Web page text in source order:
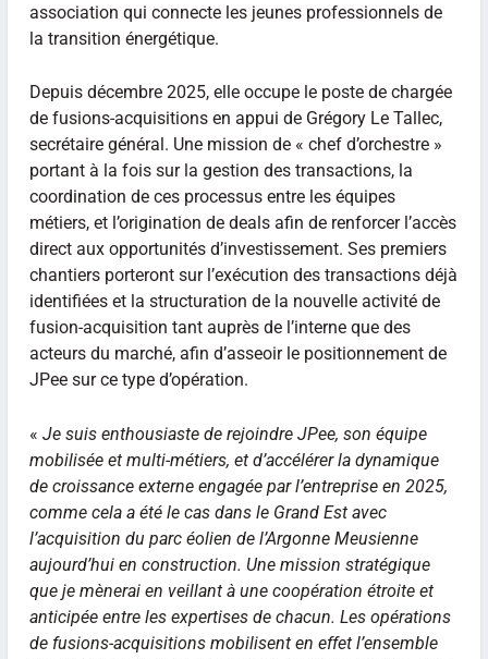
association qui connecte les jeunes professionnels de
la transition énergétique.
Depuis décembre 2025, elle occupe le poste de chargée
de fusions-acquisitions en appui de Grégory Le Tallec,
secrétaire général. Une mission de « chef d’orchestre »
portant à la fois sur la gestion des transactions, la
coordination de ces processus entre les équipes
métiers, et l’origination de deals afin de renforcer l’accès
direct aux opportunités d’investissement. Ses premiers
chantiers porteront sur l’exécution des transactions déjà
identifiées et la structuration de la nouvelle activité de
fusion-acquisition tant auprès de l’interne que des
acteurs du marché, afin d’asseoir le positionnement de
JPee sur ce type d’opération.
« Je suis enthousiaste de rejoindre JPee, son équipe
mobilisée et multi-métiers, et d’accélérer la dynamique
de croissance externe engagée par l’entreprise en 2025,
comme cela a été le cas dans le Grand Est avec
l’acquisition du parc éolien de l’Argonne Meusienne
aujourd’hui en construction. Une mission stratégique
que je mènerai en veillant à une coopération étroite et
anticipée entre les expertises de chacun. Les opérations
de fusions-acquisitions mobilisent en effet l’ensemble